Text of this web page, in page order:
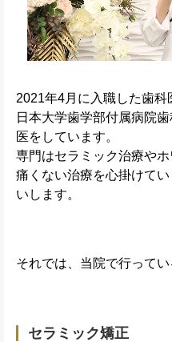
2021年4月に入職した歯科
日本大学歯学部付属病院
医をしています。
専門はセラミック治療やホ
痛くない治療を心掛けて
いします。
それでは、当院で行ってい
セラミック矯正